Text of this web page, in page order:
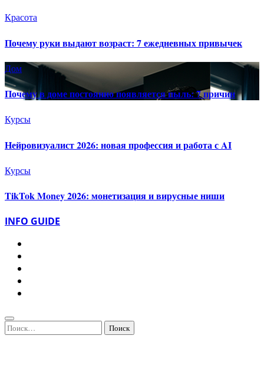
Красота
Почему руки выдают возраст: 7 ежедневных привычек
Дом
Почему в доме постоянно появляется пыль: 7 причин
Курсы
Нейровизуалист 2026: новая профессия и работа с AI
Курсы
TikTok Money 2026: монетизация и вирусные ниши
INFO GUIDE
Найти: